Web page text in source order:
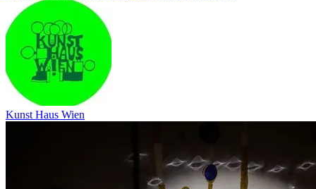
Kunst Haus Wien